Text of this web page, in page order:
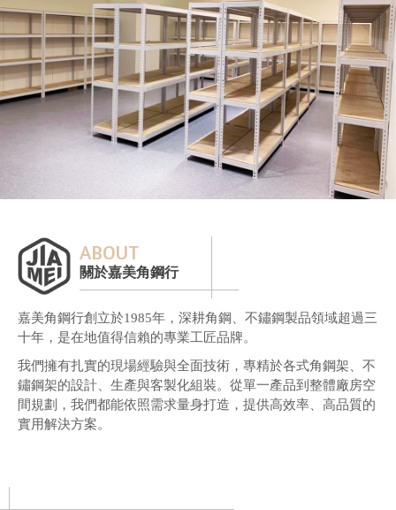
ABOUT
關於嘉美角鋼行
嘉美角鋼行創立於1985年，深耕角鋼、不鏽鋼製品領域超過三
十年，是在地值得信賴的專業工匠品牌。
我們擁有扎實的現場經驗與全面技術，專精於各式角鋼架、不
鏽鋼架的設計、生產與客製化組裝。從單一產品到整體廠房空
間規劃，我們都能依照需求量身打造，提供高效率、高品質的
實用解決方案。